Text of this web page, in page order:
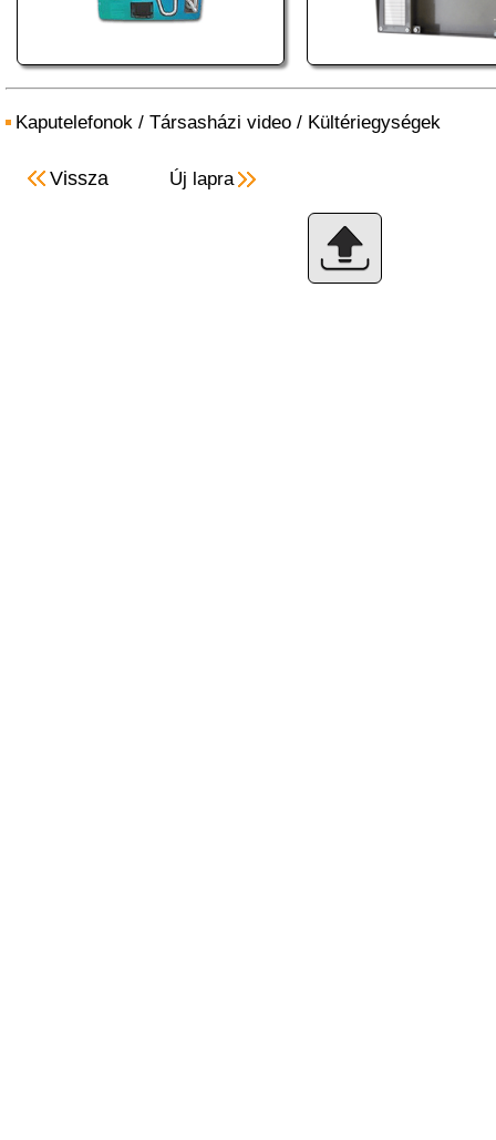
Kaputelefonok / Társasházi video / Kültériegységek
Vissza Új lapra